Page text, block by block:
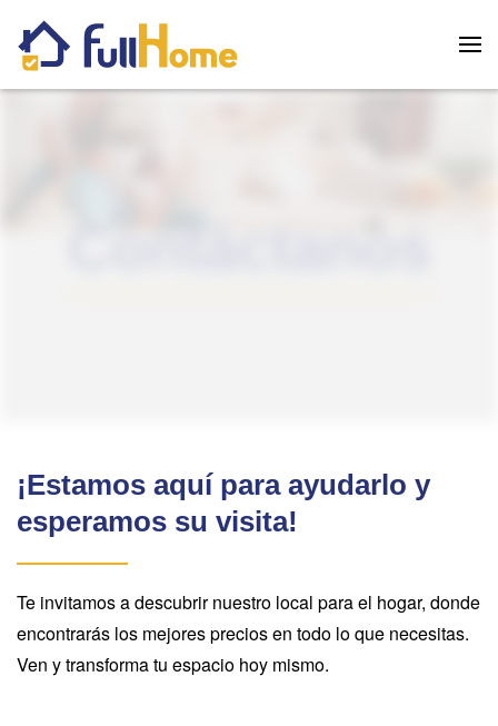
Skip to main content
¡Estamos aquí para ayudarlo y
esperamos su visita!
Te invitamos a descubrir nuestro local para el hogar, donde
encontrarás los mejores precios en todo lo que necesitas.
Ven y transforma tu espacio hoy mismo.